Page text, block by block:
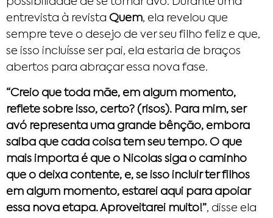
entrevista à revista Quem, ela revelou que
sempre teve o desejo de ver seu filho feliz e que,
se isso incluísse ser pai, ela estaria de braços
abertos para abraçar essa nova fase.
“Creio que toda mãe, em algum momento,
reflete sobre isso, certo? (risos). Para mim, ser
avó representa uma grande bênção, embora
saiba que cada coisa tem seu tempo. O que
mais importa é que o Nicolas siga o caminho
que o deixa contente, e, se isso incluir ter filhos
em algum momento, estarei aqui para apoiar
essa nova etapa. Aproveitarei muito!”, disse ela